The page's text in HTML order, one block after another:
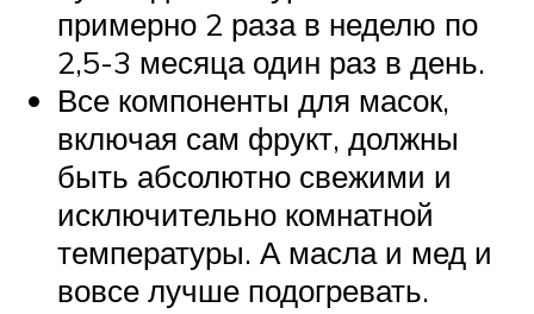
примерно 2 раза в неделю по
2,5-3 месяца один раз в день.
Все компоненты для масок,
включая сам фрукт, должны
быть абсолютно свежими и
исключительно комнатной
температуры. А масла и мед и
вовсе лучше подогревать.